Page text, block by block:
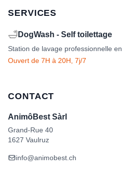
SERVICES
🛁 DogWash - Self toilettage
Station de lavage professionnelle en
Ouvert de 7H à 20H, 7j/7
CONTACT
AnimôBest Sàrl
Grand-Rue 40
1627 Vaulruz
info@animobest.ch